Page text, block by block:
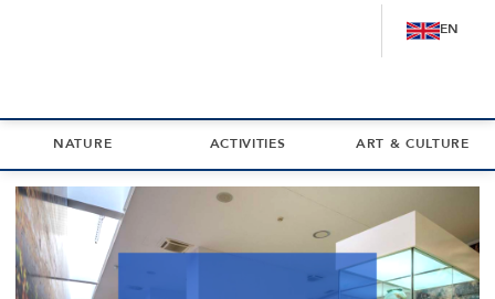
EN
NATURE ACTIVITIES ART & CULTURE